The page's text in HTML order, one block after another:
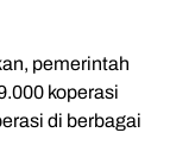
pemerintah
koperasi
di berbagai